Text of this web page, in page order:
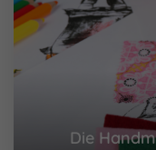
Die